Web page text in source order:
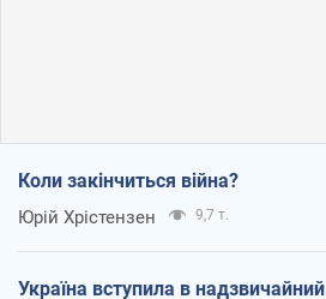
Коли закінчиться війна?
Юрій Хрістензен 9,7 т.
Україна вступила в надзвичайний